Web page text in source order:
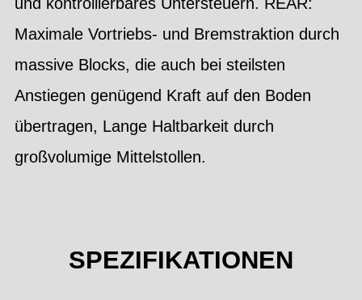
Maximale Vortriebs- und Bremstraktion durch
massive Blocks, die auch bei steilsten
Anstiegen genügend Kraft auf den Boden
übertragen, Lange Haltbarkeit durch
großvolumige Mittelstollen.
SPEZIFIKATIONEN